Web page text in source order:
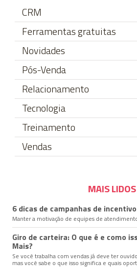
CRM
Ferramentas gratuitas
Novidades
Pós-Venda
Relacionamento
Tecnologia
Treinamento
Vendas
MAIS LIDOS
6 dicas de campanhas de
Manter a motivação de equipes de
Giro de carteira: O que é e como
Mais?
Se você trabalha com vendas já deve ter
mas você sabe o que isso significa e quais